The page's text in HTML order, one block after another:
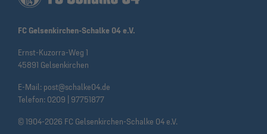
FC Gelsenkirchen-Schalke 04 e.V.
Ernst-Kuzorra-Weg 1
45891 Gelsenkirchen
E-Mail: post@schalke04.de
Telefon: 0209 | 97751877
© 1904-2026 FC Gelsenkirchen-Schalke 04 e.V.